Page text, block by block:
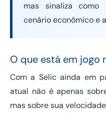
mas sinaliza
cenário econômico e
O que está em jogo
Com a Selic ainda em
atual não é apenas
mas sobre sua